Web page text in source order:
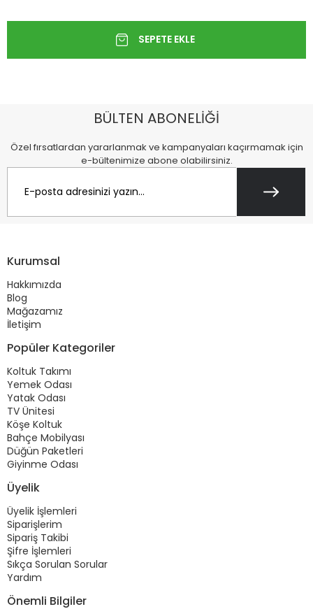
BÜLTEN ABONELİĞİ
Özel fırsatlardan yararlanmak ve kampanyaları kaçırmamak için
e-bültenimize abone olabilirsiniz.
Kurumsal
Hakkımızda
Blog
Mağazamız
İletişim
Popüler Kategoriler
Koltuk Takımı
Yemek Odası
Yatak Odası
TV Ünitesi
Köşe Koltuk
Bahçe Mobilyası
Düğün Paketleri
Giyinme Odası
Üyelik
Üyelik İşlemleri
Siparişlerim
Sipariş Takibi
Şifre İşlemleri
Sıkça Sorulan Sorular
Yardım
Önemli Bilgiler